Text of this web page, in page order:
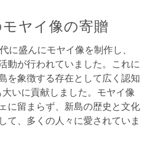
ヤイ像の寄贈
に盛んにモヤイ像を制作し、
動が行われていました。これに
を象徴する存在として広く認知
いに貢献しました。モヤイ像
に留まらず、新島の歴史と文化
て、多くの人々に愛されていま